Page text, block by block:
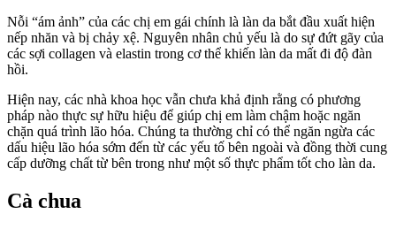
Bổ
Sung
Cho
Săn
Chắc
Nỗi “ám ảnh” của các chị em gái chính là làn da bắt đầu xuất hiện
nếp nhăn và bị chảy xệ. Nguyên nhân chủ yếu là do sự đứt gãy của
các sợi collagen và elastin trong cơ thể khiến làn da mất đi độ đàn
hồi.
Hiện nay, các nhà khoa học vẫn chưa khả định rằng có phương
pháp nào thực sự hữu hiệu để giúp chị em làm chậm hoặc ngăn
chặn quá trình lão hóa. Chúng ta thường chỉ có thể ngăn ngừa các
dấu hiệu lão hóa sớm đến từ các yếu tố bên ngoài và đồng thời cung
cấp dưỡng chất từ bên trong như một số thực phẩm tốt cho làn da.
Cà chua